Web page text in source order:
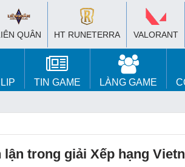
QUÂN HT RUNETERRA VALORANT
TIN GAME LÀNG GAME
lận trong giải Xếp hạng